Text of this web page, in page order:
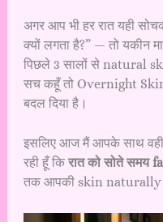
अगर आप भी हर रात यही
क्यों लगता है?” — तो यकीन
पिछले 3 सालों से natural
सच कहूँ तो Overnight Skin
बदल दिया है।
इसलिए आज मैं आपके साथ
रही हूँ कि रात को सोते समय
तक आपकी skin naturally